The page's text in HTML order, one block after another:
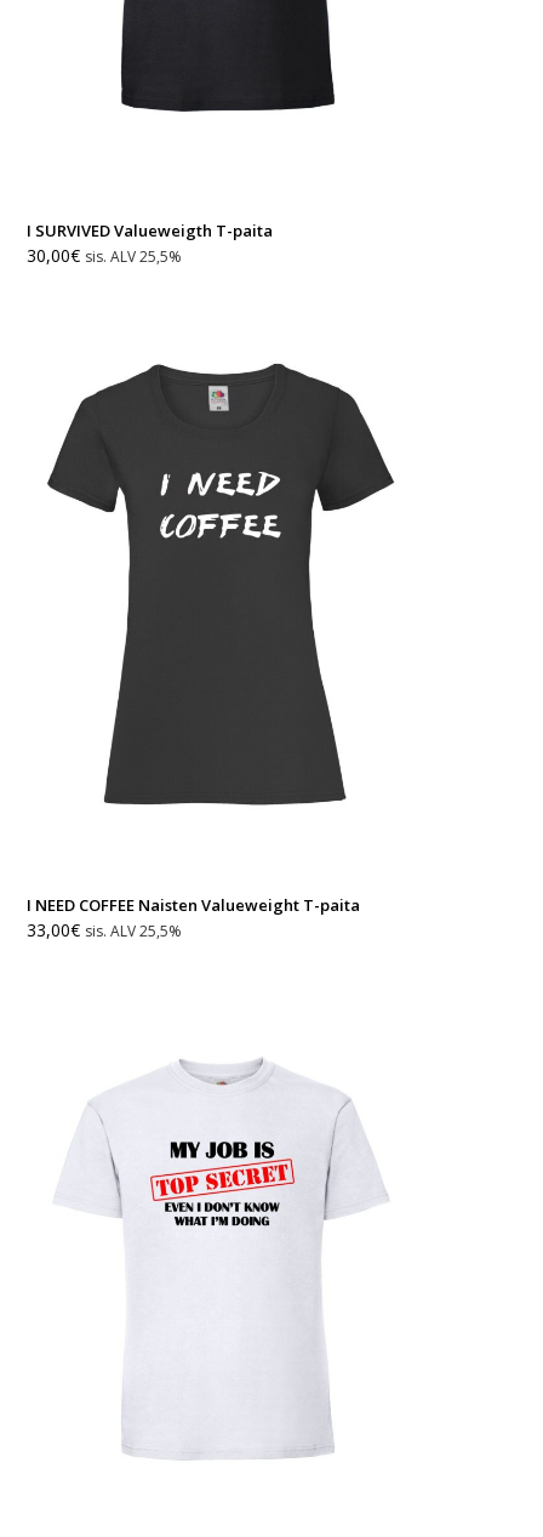
I SURVIVED Valueweigth T-paita
30,00€ sis. ALV 25,5%
I NEED COFFEE Naisten Valueweight T-paita
33,00€ sis. ALV 25,5%